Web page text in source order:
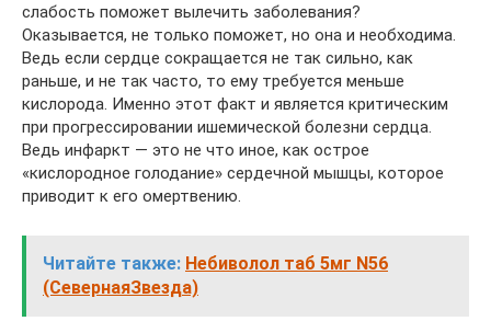
слабость поможет вылечить заболевания?
Оказывается, не только поможет, но она и необходима.
Ведь если сердце сокращается не так сильно, как
раньше, и не так часто, то ему требуется меньше
кислорода. Именно этот факт и является критическим
при прогрессировании ишемической болезни сердца.
Ведь инфаркт — это не что иное, как острое
«кислородное голодание» сердечной мышцы, которое
приводит к его омертвению.
Читайте также: Небиволол таб 5мг N56
(СевернаяЗвезда)